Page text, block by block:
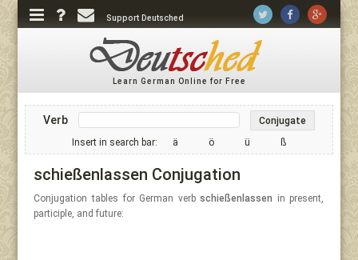
Support Deutsched
Learn German Online for Free
Verb
Conjugate
Insert in search bar:
ä ö ü ß
schießenlassen Conjugation
Conjugation tables for German verbschießenlassen in present,
participle, and future: